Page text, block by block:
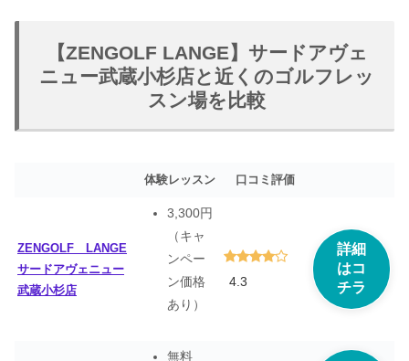
【ZENGOLF LANGE】サードアヴェ
ニュー武蔵小杉店と近くのゴルフレッ
スン場を比較
体験レッスン 口コミ評価
ZENGOLF LANGE
サードアヴェニュー
武蔵小杉店
3,300円
（キャ
ンペー
ン価格
あり）
4.3
詳細
はコ
チラ
無料